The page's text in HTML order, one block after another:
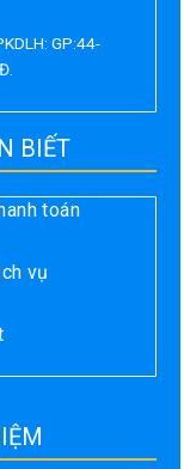
GP:44-
BIẾT
toán
vụ